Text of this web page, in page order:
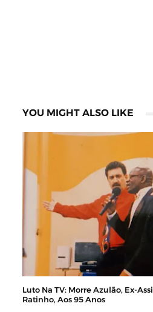
YOU MIGHT ALSO LIKE
Luto Na TV: Morre Azulão, Ex-
Ratinho, Aos 95 Anos